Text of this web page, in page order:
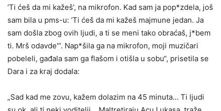
‘Ti ćeš da mi kažeš’, na mikrofon. Kad sam ja pop*zdela, još
sam bila u pms-u: ‘Ti ćeš da mi kažeš majmune jedan. Ja
sam došla zbog ovih ljudi, a ti se meni tako obraćaš, j*bem
ti. Mrš odavde'“. Nap*šila ga na mikrofon, moji muzičari
pobeleli, gađala sam ga flašom i otišla u sobu“, prisetila se
Dara i za kraj dodala:
„Sad kad me zovu, kažem dolazim na 45 minuta… Ti ljudi